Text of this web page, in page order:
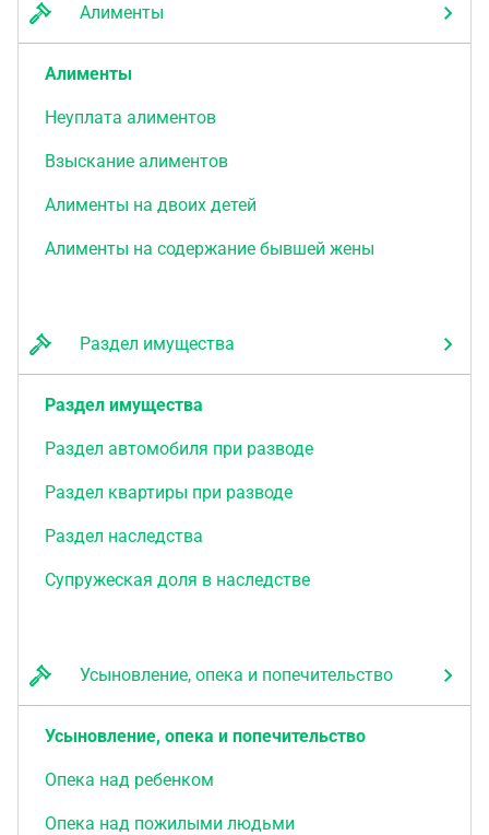
Алименты
Алименты
Неуплата алиментов
Взыскание алиментов
Алименты на двоих детей
Алименты на содержание бывшей жены
Раздел имущества
Раздел имущества
Раздел автомобиля при разводе
Раздел квартиры при разводе
Раздел наследства
Супружеская доля в наследстве
Усыновление, опека и попечительство
Усыновление, опека и попечительство
Опека над ребенком
Опека над пожилыми людьми